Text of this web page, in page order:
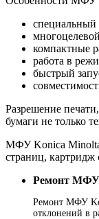
специальный
компактные
работа в
быстрый
Разрешение
бумаги не только
МФУ Konica Minolta
страниц, картридж
Ремонт МФУ
Ремонт МФУ
отклонений в